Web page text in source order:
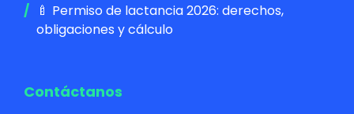
🍼 Permiso de lactancia 2026: derechos,
obligaciones y cálculo
Contáctanos